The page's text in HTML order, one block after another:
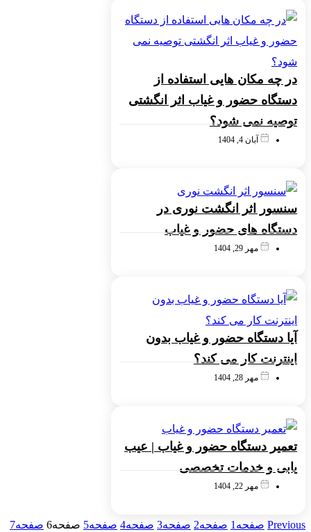
در چه مکان هایی استفاده از
دستگاه حضور و غیاب اثر انگشتی
توصیه نمی شود؟
آبان 4, 1404
سنسور اثر انگشت نوری در
دستگاه های حضور و غیاب
مهر 29, 1404
آیا دستگاه حضور و غیاب بدون
اینترنت کار می کند؟
مهر 28, 1404
تعمیر دستگاه حضور و غیاب | عیب
یابی و خدمات تخصصی
مهر 22, 1404
Previous صفحه 1 صفحه2 صفحه3 صفحه4 صفحه5 صفحه6 صفحه7